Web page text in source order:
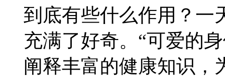
到底有些什么作用？一
充满了好奇。“可爱的
阐释丰富的健康知识，